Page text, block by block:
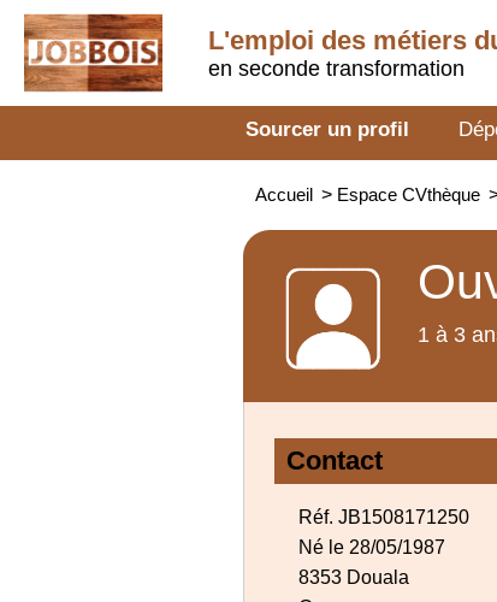
L'emploi des métiers
en seconde transformation
Sourcer un profil
Accueil > Espace CVthèque
1 à 3
Contact
Réf. JB1508171250
Né le 28/05/1987
8353 Douala